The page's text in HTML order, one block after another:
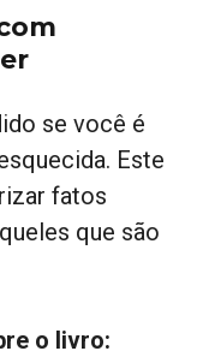
se você é
Este
fatos
que são
o livro: